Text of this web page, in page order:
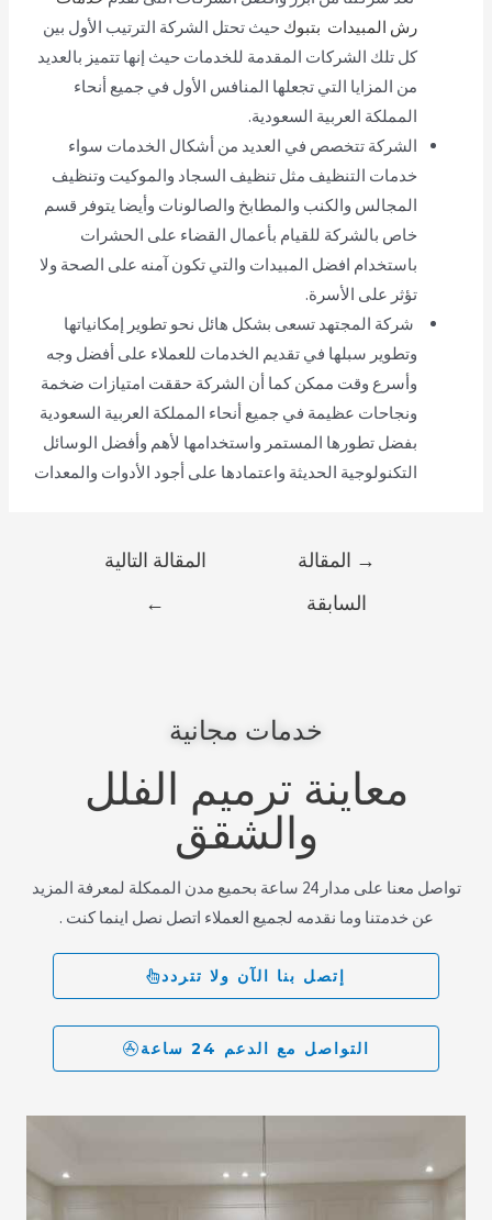
رش المبيدات بتبوك حيث تحتل الشركة الترتيب الأول بين
كل تلك الشركات المقدمة للخدمات حيث إنها تتميز بالعديد
من المزايا التي تجعلها المنافس الأول في جميع أنحاء
المملكة العربية السعودية.
الشركة تتخصص في العديد من أشكال الخدمات سواء
خدمات التنظيف مثل تنظيف السجاد والموكيت وتنظيف
المجالس والكنب والمطابخ والصالونات وأيضا يتوفر قسم
خاص بالشركة للقيام بأعمال القضاء على الحشرات
باستخدام افضل المبيدات والتي تكون آمنه على الصحة ولا
تؤثر على الأسرة.
شركة المجتهد تسعى بشكل هائل نحو تطوير إمكانياتها
وتطوير سبلها في تقديم الخدمات للعملاء على أفضل وجه
وأسرع وقت ممكن كما أن الشركة حققت امتيازات ضخمة
ونجاحات عظيمة في جميع أنحاء المملكة العربية السعودية
بفضل تطورها المستمر واستخدامها لأهم وأفضل الوسائل
التكنولوجية الحديثة واعتمادها على أجود الأدوات والمعدات
→ المقالة
السابقة
المقالة التالية
←
خدمات مجانية
معاينة ترميم الفلل
والشقق
تواصل معنا على مدار 24 ساعة بحميع مدن الممكلة لمعرفة المزيد
عن خدمتنا وما نقدمه لجميع العملاء اتصل نصل اينما كنت .
إتصل بنا الآن ولا تتردد
التواصل مع الدعم 24 ساعة